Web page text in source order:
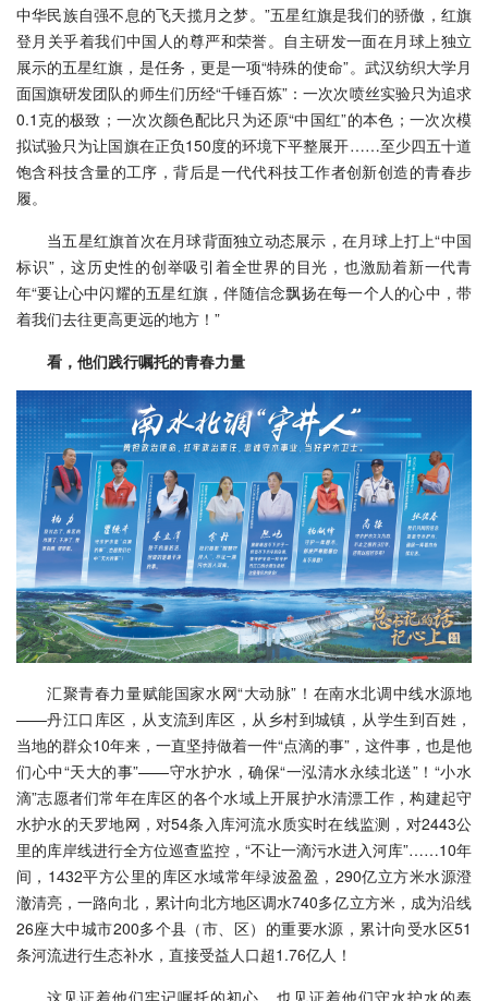
中华民族自强不息的飞天揽月之梦。”五星红旗是我们的骄傲，红旗
登月关乎着我们中国人的尊严和荣誉。自主研发一面在月球上独立
展示的五星红旗，是任务，更是一项“特殊的使命”。武汉纺织大学月
面国旗研发团队的师生们历经“千锤百炼”：一次次喷丝实验只为追求
0.1克的极致；一次次颜色配比只为还原“中国红”的本色；一次次模
拟试验只为让国旗在正负150度的环境下平整展开……至少四五十道
饱含科技含量的工序，背后是一代代科技工作者创新创造的青春步
履。
当五星红旗首次在月球背面独立动态展示，在月球上打上“中国
标识”，这历史性的创举吸引着全世界的目光，也激励着新一代青
年“要让心中闪耀的五星红旗，伴随信念飘扬在每一个人的心中，带
着我们去往更高更远的地方！”
看，他们践行嘱托的青春力量
汇聚青春力量赋能国家水网“大动脉”！在南水北调中线水源地
——丹江口库区，从支流到库区，从乡村到城镇，从学生到百姓，
当地的群众10年来，一直坚持做着一件“点滴的事”，这件事，也是他
们心中“天大的事”——守水护水，确保“一泓清水永续北送”！“小水
滴”志愿者们常年在库区的各个水域上开展护水清漂工作，构建起守
水护水的天罗地网，对54条入库河流水质实时在线监测，对2443公
里的库岸线进行全方位巡查监控，“不让一滴污水进入河库”……10年
间，1432平方公里的库区水域常年绿波盈盈，290亿立方米水源澄
澈清亮，一路向北，累计向北方地区调水740多亿立方米，成为沿线
26座大中城市200多个县（市、区）的重要水源，累计向受水区51
条河流进行生态补水，直接受益人口超1.76亿人！